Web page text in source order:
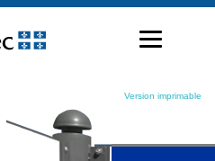
Version imprimable